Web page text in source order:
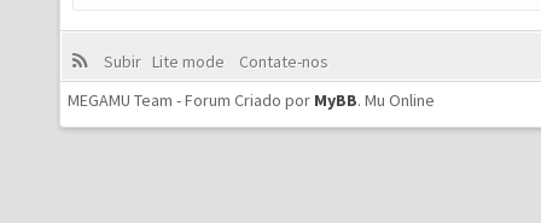
Subir Lite mode
Contate-nos
MEGAMU Team - Forum Criado por MyBB. Mu Online